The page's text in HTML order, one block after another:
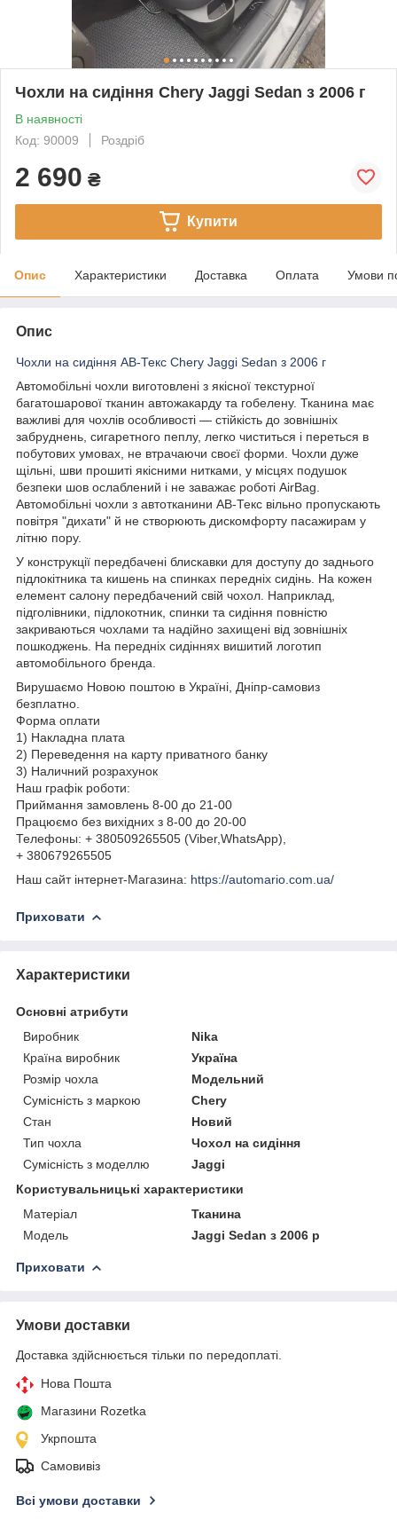
Чохли на сидіння Chery Jaggi Sedan з 2006 г
В наявності
Код: 90009
Роздріб
2 690 ₴
Купити
Опис Характеристики Доставка Оплата Умови
Опис
Чохли на сидіння АВ-Текс Chery Jaggi Sedan з 2006 г
Автомобільні чохли виготовлені з якісної текстурної
багатошарової тканин автожакарду та гобелену. Тканина має
важливі для чохлів особливості — стійкість до зовнішніх
забруднень, сигаретного пеплу, легко чиститься і переться в
побутових умовах, не втрачаючи своєї форми. Чохли дуже
щільні, шви прошиті якісними нитками, у місцях подушок
безпеки шов ослаблений і не заважає роботі AirBag.
Автомобільні чохли з автотканини АВ-Текс вільно пропускають
повітря "дихати" й не створюють дискомфорту пасажирам у
літню пору.
У конструкції передбачені блискавки для доступу до заднього
підлокітника та кишень на спинках передніх сидінь. На кожен
елемент салону передбачений свій чохол. Наприклад,
підголівники, підлокотник, спинки та сидіння повністю
закриваються чохлами та надійно захищені від зовнішніх
пошкоджень. На передніх сидіннях вишитий логотип
автомобільного бренда.
Вирушаємо Новою поштою в Україні, Дніпр-самовиз
безплатно.
Форма оплати
1) Накладна плата
2) Переведення на карту приватного банку
3) Наличний розрахунок
Наш графік роботи:
Приймання замовлень 8-00 до 21-00
Працюємо без вихідних з 8-00 до 20-00
Телефоны: + 380509265505 (Viber,WhatsApp),
+ 380679265505
Наш сайт інтернет-Магазина: https://automario.com.ua/
Приховати
Характеристики
Основні атрибути
Виробник
Nika
Країна виробник
Україна
Розмір чохла
Модельний
Сумісність з маркою
Chery
Стан
Новий
Тип чохла
Чохол на сидіння
Сумісність з моделлю
Jaggi
Користувальницькі характеристики
Матеріал
Тканина
Модель
Jaggi Sedan з 2006 р
Приховати
Умови доставки
Доставка здійснюється тільки по передоплаті.
Нова Пошта
Магазини Rozetka
Укрпошта
Самовивіз
Всі умови доставки